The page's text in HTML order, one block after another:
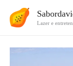
para
Lazer e